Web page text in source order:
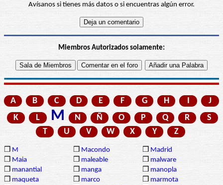
Avísanos si tienes más datos o si encuentras algún error.
Miembros Autorizados solamente:
A B C D E F G H I
J
K
L M N Ñ O P Q R
S
T
U V W X Y Z
❒ M ❒ Macondo ❒ Madrid
❒ Maia ❒ maleable ❒ malware
❒ manantial ❒ manga ❒ manopla
❒ maqueta ❒ marco ❒ marmota